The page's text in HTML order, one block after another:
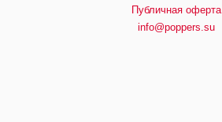
Публичная оферта
info@poppers.su